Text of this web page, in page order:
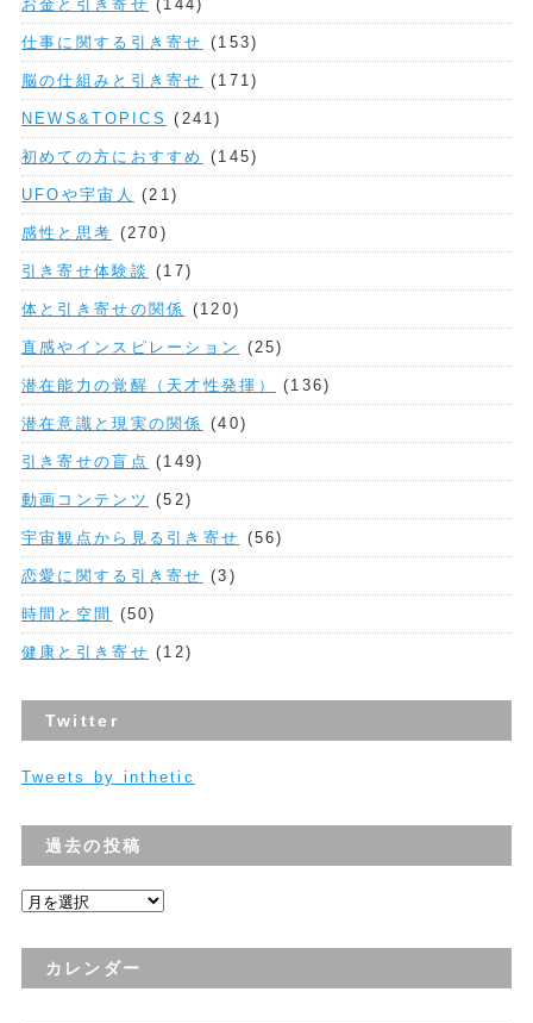
お金と引き寄せ (144)
仕事に関する引き寄せ (153)
脳の仕組みと引き寄せ (171)
NEWS&TOPICS (241)
初めての方におすすめ (145)
UFOや宇宙人 (21)
感性と思考 (270)
引き寄せ体験談 (17)
体と引き寄せの関係 (120)
直感やインスピレーション (25)
潜在能力の覚醒（天才性発揮） (136)
潜在意識と現実の関係 (40)
引き寄せの盲点 (149)
動画コンテンツ (52)
宇宙観点から見る引き寄せ (56)
恋愛に関する引き寄せ (3)
時間と空間 (50)
健康と引き寄せ (12)
Twitter
Tweets by inthetic
過去の投稿
過
の
カレンダー